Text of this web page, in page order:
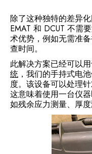
除了这种独特的差异
EMAT 和 DCUT 不需
术优势，例如无需准
查时间。
此解决方案已经可以
统 ，我们的手持式电
度。该设备可以处理
这意味着使用一台仪
如残余应力测量、厚